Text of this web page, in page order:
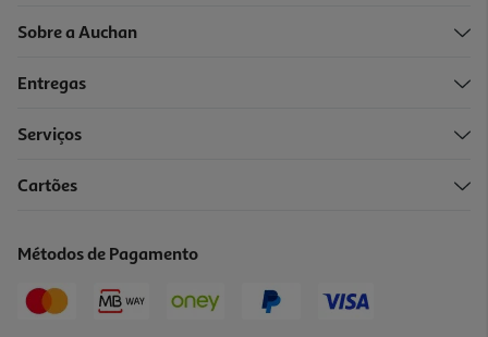
Sobre a Auchan
Entregas
Serviços
Cartões
Métodos de Pagamento